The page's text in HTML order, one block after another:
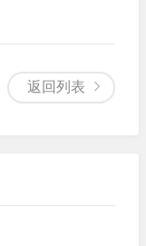
件平台等集成，
等。在选择W
返回列表